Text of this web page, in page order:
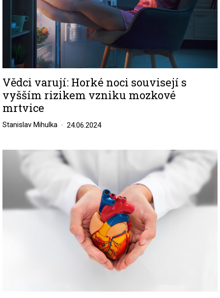
Vědci varují: Horké noci souvisejí s
vyšším rizikem vzniku mozkové
mrtvice
Stanislav Mihulka 24.06.2024
Image